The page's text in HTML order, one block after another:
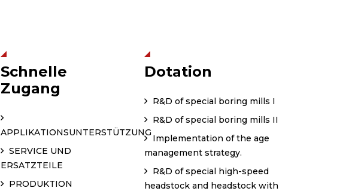
Schnelle
Zugang
APPLIKATIONSUNTERSTÜTZUNG
SERVICE UND
ERSATZTEILE
PRODUKTION
Dotation
R&D of special boring mills I
R&D of special boring mills II
Implementation of the age
management strategy.
R&D of special high-speed
headstock and headstock with